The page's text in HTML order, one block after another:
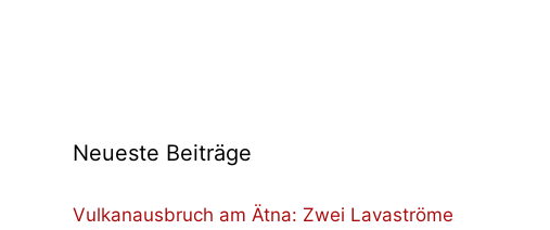
Neueste Beiträge
Vulkanausbruch am Ätna: Zwei Lavaströme